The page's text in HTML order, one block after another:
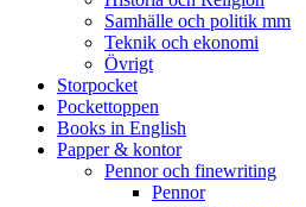
Samhälle och politik mm
Teknik och ekonomi
Övrigt
Storpocket
Pockettoppen
Books in English
Papper & kontor
Pennor och finewriting
Pennor